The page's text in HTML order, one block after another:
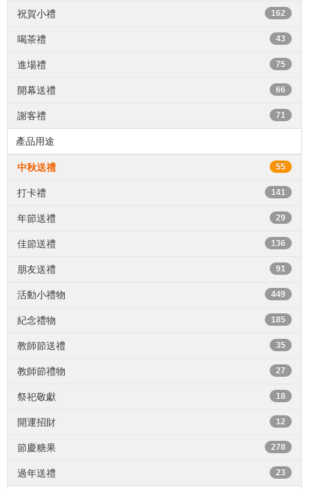
祝賀小禮 162
喝茶禮 43
進場禮 75
開幕送禮 66
謝客禮 71
產品用途
中秋送禮 55
打卡禮 141
年節送禮 29
佳節送禮 136
朋友送禮 91
活動小禮物 449
紀念禮物 185
教師節送禮 35
教師節禮物 27
祭祀敬獻 18
開運招財 12
節慶糖果 278
過年送禮 23